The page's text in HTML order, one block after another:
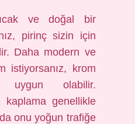
ve doğal bir
pirinç sizin için
Daha modern ve
istiyorsanız, krom
uygun olabilir.
kaplama genellikle
onu yoğun trafiğe